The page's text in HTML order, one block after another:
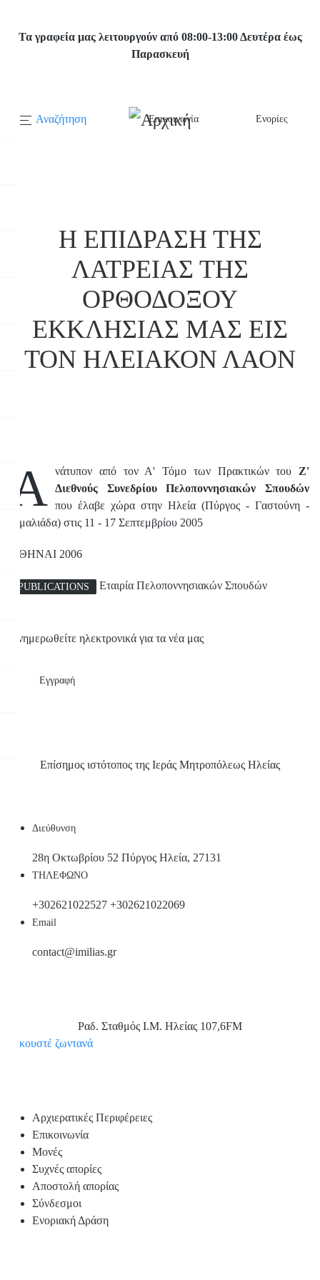
Τα γραφεία μας λειτουργούν από 08:00-13:00 Δευτέρα έως
Παρασκευή
Κεντρική
Αναζήτηση Επικοινωνία Ενορίες
Η ΕΠΙΔΡΑΣΗ ΤΗΣ
ΛΑΤΡΕΙΑΣ ΤΗΣ
ΟΡΘΟΔΟΞΟΥ
ΕΚΚΛΗΣΙΑΣ ΜΑΣ ΕΙΣ
ΤΟΝ ΗΛΕΙΑΚΟΝ ΛΑΟΝ
Α νάτυπον από τον Α' Τόμο των Πρακτικών του Ζ'
Διεθνούς Συνεδρίου Πελοποννησιακών Σπουδών
που έλαβε χώρα στην Ηλεία (Πύργος - Γαστούνη -
Αμαλιάδα) στις 11 - 17 Σεπτεμβρίου 2005
ΑΘΗΝΑΙ 2006
PUBLICATIONS Εταιρία Πελοποννησιακών Σπουδών
Ενημερωθείτε ηλεκτρονικά για τα νέα μας
Εγγραφή
Επίσημος ιστότοπος της Ιεράς Μητροπόλεως Ηλείας
Διεύθυνση
28η Οκτωβρίου 52 Πύργος Ηλεία, 27131
ΤΗΛΕΦΩΝΟ
+302621022527 +302621022069
Email
contact@imilias.gr
Ραδ. Σταθμός Ι.Μ. Ηλείας 107,6FM
Aκουστέ ζωντανά
Αρχιερατικές Περιφέρειες
Επικοινωνία
Μονές
Συχνές απορίες
Αποστολή απορίας
Σύνδεσμοι
Ενοριακή Δράση